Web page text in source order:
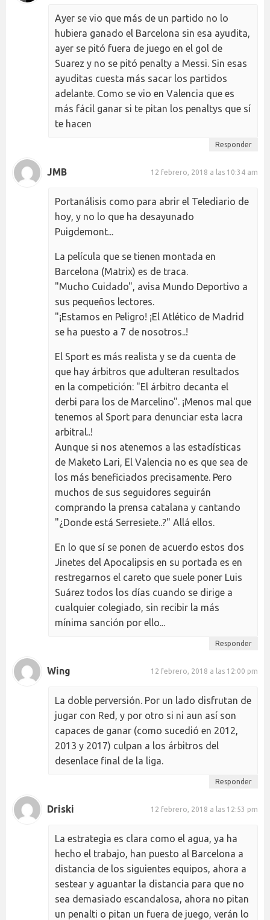
Ayer se vio que más de un partido no lo
hubiera ganado el Barcelona sin esa ayudita,
ayer se pitó fuera de juego en el gol de
Suarez y no se pitó penalty a Messi. Sin esas
ayuditas cuesta más sacar los partidos
adelante. Como se vio en Valencia que es
más fácil ganar si te pitan los penaltys que sí
te hacen
Responder
JMB 12 febrero, 2018 a las 10:34 am
Portanálisis como para abrir el Telediario de
hoy, y no lo que ha desayunado
Puigdemont...
La película que se tienen montada en
Barcelona (Matrix) es de traca.
"Mucho Cuidado", avisa Mundo Deportivo a
sus pequeños lectores.
"¡Estamos en Peligro! ¡El Atlético de Madrid
se ha puesto a 7 de nosotros..!
El Sport es más realista y se da cuenta de
que hay árbitros que adulteran resultados
en la competición: "El árbitro decanta el
derbi para los de Marcelino". ¡Menos mal que
tenemos al Sport para denunciar esta lacra
arbitral..!
Aunque si nos atenemos a las estadísticas
de Maketo Lari, El Valencia no es que sea de
los más beneficiados precisamente. Pero
muchos de sus seguidores seguirán
comprando la prensa catalana y cantando
"¿Donde está Serresiete..?" Allá ellos.
En lo que sí se ponen de acuerdo estos dos
Jinetes del Apocalipsis en su portada es en
restregarnos el careto que suele poner Luis
Suárez todos los días cuando se dirige a
cualquier colegiado, sin recibir la más
mínima sanción por ello...
Responder
Wing 12 febrero, 2018 a las 12:00 pm
La doble perversión. Por un lado disfrutan de
jugar con Red, y por otro si ni aun así son
capaces de ganar (como sucedió en 2012,
2013 y 2017) culpan a los árbitros del
desenlace final de la liga.
Responder
Driski 12 febrero, 2018 a las 12:53 pm
La estrategia es clara como el agua, ya ha
hecho el trabajo, han puesto al Barcelona a
distancia de los siguientes equipos, ahora a
sestear y aguantar la distancia para que no
sea demasiado escandalosa, ahora no pitan
un penalti o pitan un fuera de juego, verán lo